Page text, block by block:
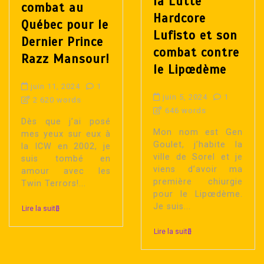
combat au
Québec pour le
Dernier Prince
Razz Mansour!
juin 11, 2024
1
2 620 words
Dès que j’ai posé
mes yeux sur eux à
la ICW en 2002, je
suis tombé en
amour avec les
Twin Terrors!...
Lire la suite
Hardcore
Lufisto et son
combat contre
le Lipœdème
juin 5, 2024
1
646 words
Mon nom est Gen
Goulet, j’habite la
ville de Sorel et je
viens d’avoir ma
première chiurgie
pour le Lipœdème.
Je suis...
Lire la suite